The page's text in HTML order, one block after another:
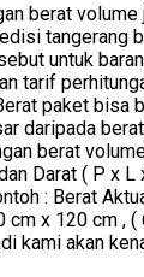
berat volume
tangerang
untuk
tarif
paket bisa
daripada
berat
Darat ( P x
: Berat
cm x 120 cm ,
kami akan